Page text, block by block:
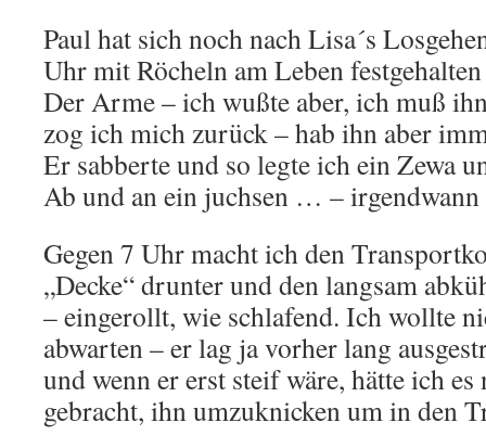
Paul hat sich noch nach Lisa´s
Uhr mit Röcheln am Leben
Der Arme – ich wußte aber, ich muß
zog ich mich zurück – hab ihn aber
Er sabberte und so legte ich ein Zewa
Ab und an ein juchsen … –
Gegen 7 Uhr macht ich den
„Decke“ drunter und den langsam
– eingerollt, wie schlafend. Ich wollte
abwarten – er lag ja vorher lang
und wenn er erst steif wäre, hätte ich es
gebracht, ihn umzuknicken um in den